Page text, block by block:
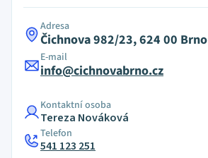
Adresa
Čichnova 982/23, 624 00 Brno
E-mail
info@cichnovabrno.cz
Kontaktní osoba
Tereza Nováková
Telefon
541 123 251